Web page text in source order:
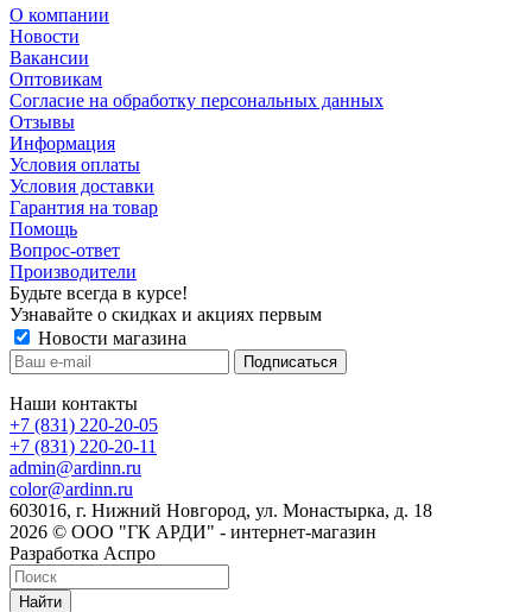
О компании
Новости
Вакансии
Оптовикам
Cогласие на обработку персональных данных
Отзывы
Информация
Условия оплаты
Условия доставки
Гарантия на товар
Помощь
Вопрос-ответ
Производители
Будьте всегда в курсе!
Узнавайте о скидках и акциях первым
Новости магазина
Наши контакты
+7 (831) 220-20-05
+7 (831) 220-20-11
admin@ardinn.ru
color@ardinn.ru
603016, г. Нижний Новгород, ул. Монастырка, д. 18
2026 © ООО "ГК АРДИ" - интернет-магазин
Разработка Аспро
Найти